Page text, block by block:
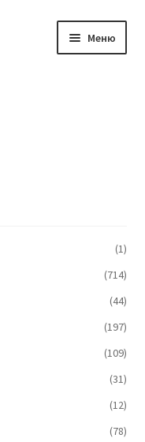
Меню
(1)
(714)
(44)
(197)
(109)
(31)
(12)
(78)